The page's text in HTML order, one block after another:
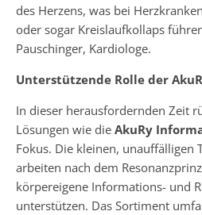
des Herzens, was bei
oder sogar Kreislaufkollaps
Pauschinger, Kardiologe.
Unterstützende Rolle der
In dieser herausfordernden Zeit
Lösungen wie die AkuRy
Fokus. Die kleinen, unauffälligen
arbeiten nach dem
körpereigene Informations- und
unterstützen. Das Sortiment